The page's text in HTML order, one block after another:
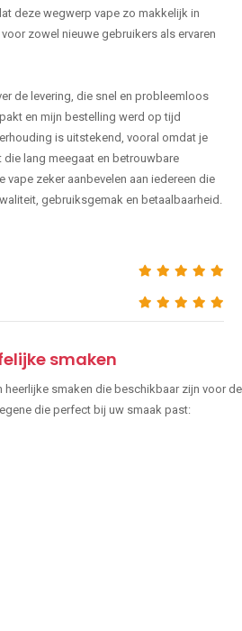
deze wegwerp vape zo makkelijk in
zowel nieuwe gebruikers als ervaren
de levering, die snel en probleemloos
en mijn bestelling werd op tijd
is uitstekend, vooral omdat je
lang meegaat en betrouwbare
vape zeker aanbevelen aan iedereen die
gebruiksgemak en betaalbaarheid.
smaken
heerlijke smaken die beschikbaar zijn voor de
die perfect bij uw smaak past: